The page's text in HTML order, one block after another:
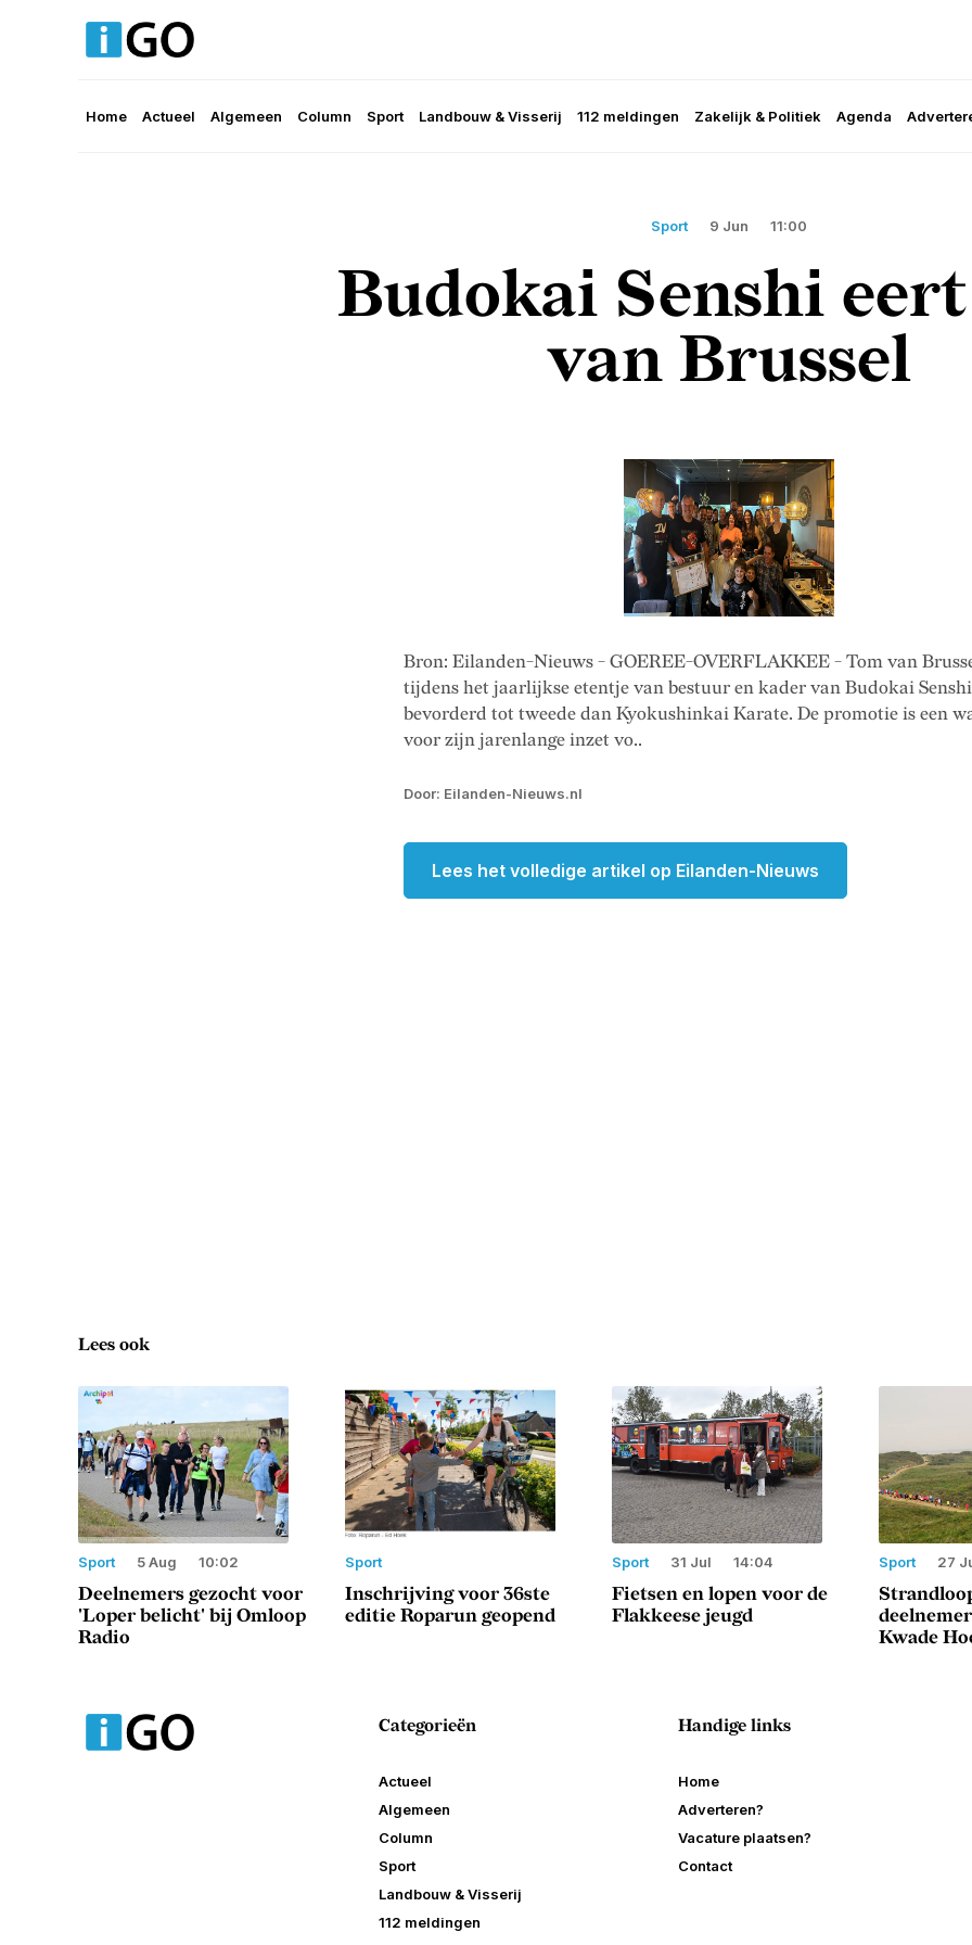
Home Actueel Algemeen Column Sport Landbouw & Visserij 112 meldingen Zakelijk & Politiek Agenda
Sport 9 Jun 11:00
Budokai Senshi
van Brussel
Bron: Eilanden-Nieuws - GOEREE-OVERFLAKKEE - Tom van
tijdens het jaarlijkse etentje van bestuur en kader van Budokai Senshi
bevorderd tot tweede dan Kyokushinkai Karate. De promotie is een
voor zijn jarenlange inzet vo..
Door: Eilanden-Nieuws.nl
Lees het volledige artikel op Eilanden-Nieuws
Lees ook
Sport 5 Aug 10:02
Deelnemers gezocht voor
'Loper belicht' bij Omloop
Radio
Sport
Inschrijving voor 36ste
editie Roparun geopend
Sport 31 Jul 14:04
Fietsen en lopen voor de
Flakkeese jeugd
Sport 27
Kwade
Categorieën
Actueel
Algemeen
Column
Sport
Landbouw & Visserij
112 meldingen
Handige links
Home
Adverteren?
Vacature plaatsen?
Contact